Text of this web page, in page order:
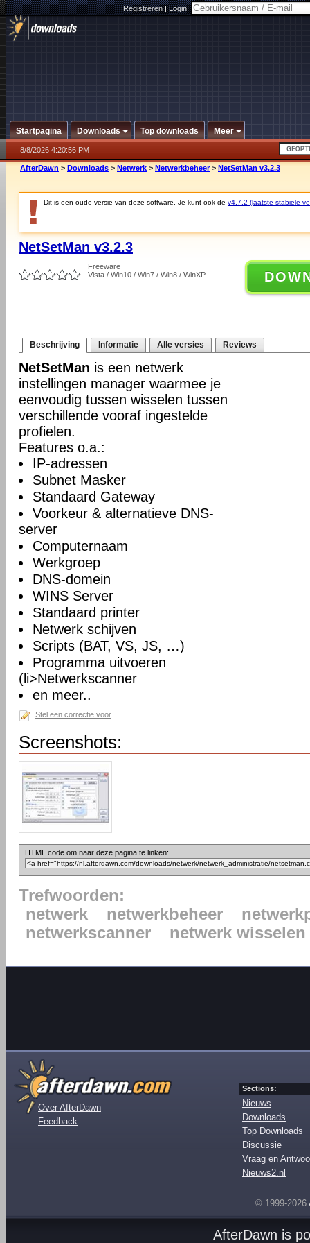
Registreren|Login:
Startpagina Downloads Top downloads Meer
8/8/2026 4:20:56 PM
AfterDawn > Downloads > Netwerk > Netwerkbeheer > NetSetMan v3.2.3
Dit is een oude versie van deze software. Je kunt ook de v4.7.2 (laatste stabiele
NetSetMan v3.2.3
Freeware
Vista / Win10 / Win7 / Win8 / WinXP
Beschrijving Informatie Alle versies Reviews
NetSetMan is een netwerk
instellingen manager waarmee je
eenvoudig tussen wisselen tussen
verschillende vooraf ingestelde
profielen.
Features o.a.:
IP-adressen
Subnet Masker
Standaard Gateway
Voorkeur & alternatieve DNS-
server
Computernaam
Werkgroep
DNS-domein
WINS Server
Standaard printer
Netwerk schijven
Scripts (BAT, VS, JS, …)
Programma uitvoeren
(li>Netwerkscanner
en meer..
Stel een correctie voor
Screenshots:
HTML code om naar deze pagina te linken:
Trefwoorden:
netwerk
netwerkbeheer
netwerkscanner
netwerk wisselen
Over AfterDawn
Feedback
Sections:
Nieuws
Downloads
Top Downloads
Discussie
Vraag en
Nieuws2.nl
© 1999-2026
AfterDawn is